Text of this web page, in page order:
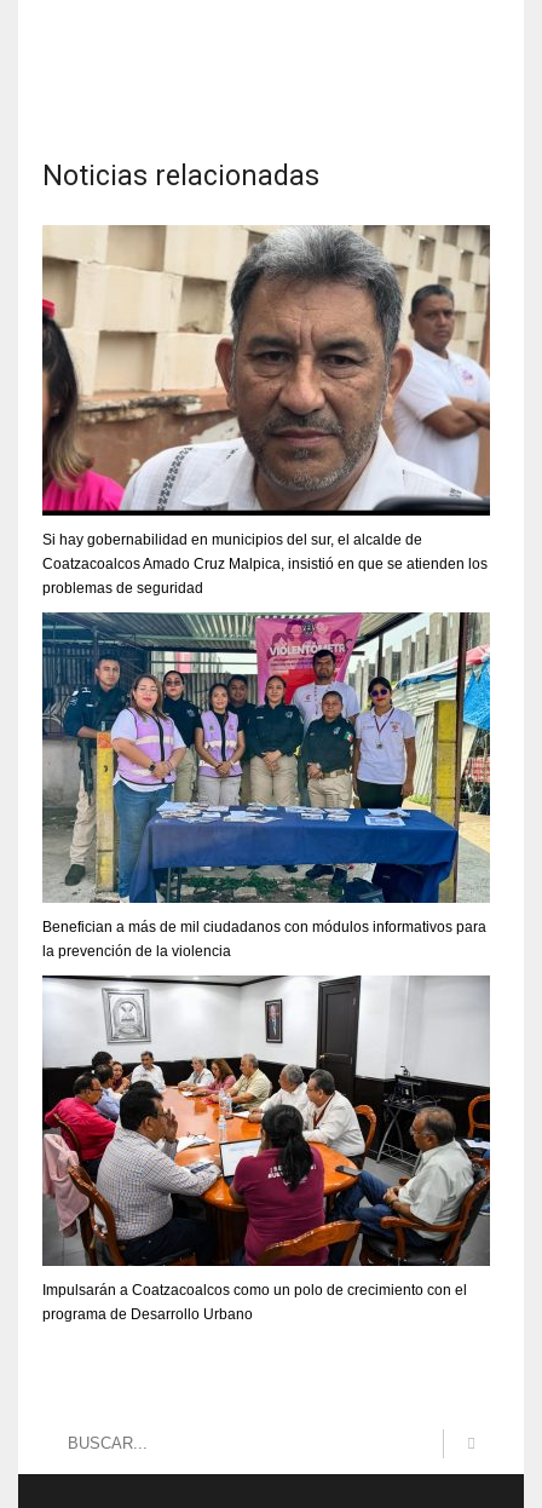
Noticias relacionadas
Si hay gobernabilidad en municipios del sur, el alcalde de
Coatzacoalcos Amado Cruz Malpica, insistió en que se atienden los
problemas de seguridad
Benefician a más de mil ciudadanos con módulos informativos para
la prevención de la violencia
Impulsarán a Coatzacoalcos como un polo de crecimiento con el
programa de Desarrollo Urbano